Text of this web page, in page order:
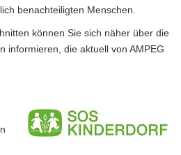
benachteiligten Menschen.
können Sie sich näher über die
informieren, die aktuell von AMPEG